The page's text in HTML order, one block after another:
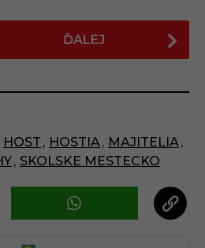
ĎALEJ
HOST , HOSTIA, MAJITELIA,
, SKOLSKE MESTECKO